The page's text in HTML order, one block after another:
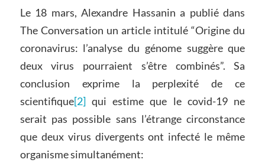
Le 18 mars, Alexandre Hassanin a publié dans
The Conversation un article intitulé “Origine du
coronavirus: l’analyse du génome suggère que
deux virus pourraient s’être combinés”. Sa
conclusion exprime la perplexité de ce
scientifique[2]qui estime que le covid-19 ne
serait pas possible sans l’étrange circonstance
que deux virus divergents ont infecté le même
organisme simultanément: